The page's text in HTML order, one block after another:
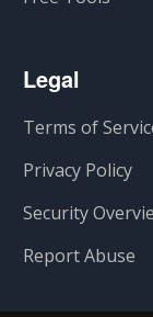
Legal
Terms of
Privacy Policy
Security
Report Abuse